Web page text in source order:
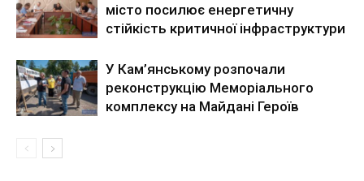
місто посилює енергетичну
стійкість критичної інфраструктури
У Кам’янському розпочали
реконструкцію Меморіального
комплексу на Майдані Героїв